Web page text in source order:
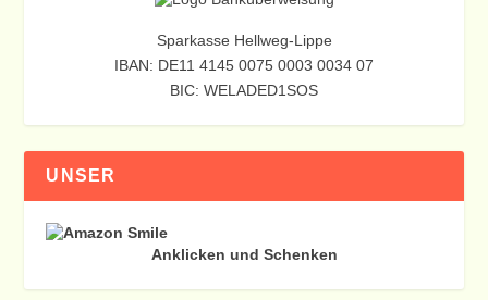
Sparkasse Hellweg-Lippe
IBAN: DE11 4145 0075 0003 0034 07
BIC: WELADED1SOS
UNSER
Anklicken und Schenken